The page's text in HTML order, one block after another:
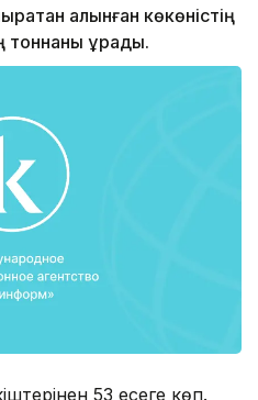
алынған көкөністің
құрады.
53 есеге көп.